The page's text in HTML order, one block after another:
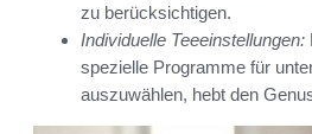
zu berücksichtigen.
Individuelle Teeeinstellungen:
spezielle Programme für
auszuwählen, hebt den